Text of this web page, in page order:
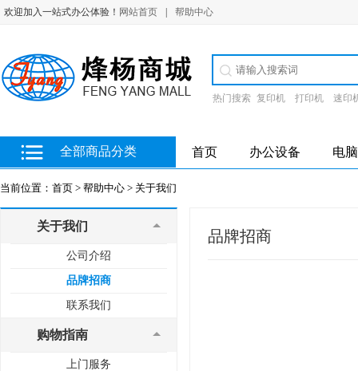
欢迎加入一站式办公体验！ 网站首页 帮助中心
热门搜索 复印机 打印机 速印
全部商品分类 首页 办公设备 电
当前位置： 首页 > 帮助中心 > 关于我们
关于我们
公司介绍
品牌招商
联系我们
购物指南
上门服务
品牌招商